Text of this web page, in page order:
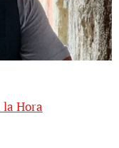
la Hora